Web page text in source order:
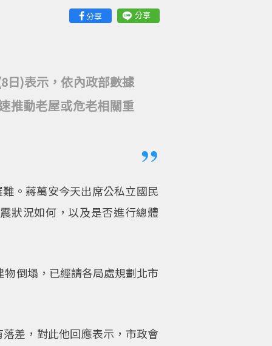
分享 分享
日)表示，依內政部數據
推動老屋或危老相關重
。蔣萬安今天出席公私立國民
狀況如何，以及是否進行總體
倒塌，已經請各局處規劃北市
差，對此他回應表示，市政會